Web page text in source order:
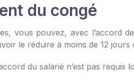
du congé
vous pouvez, avec l’accord
le réduire à moins de 12
du salarié n’est pas